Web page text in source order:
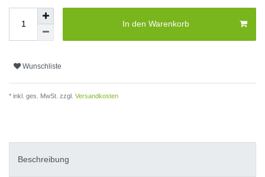
In den Warenkorb
Wunschliste
* inkl. ges. MwSt. zzgl. Versandkosten
Beschreibung